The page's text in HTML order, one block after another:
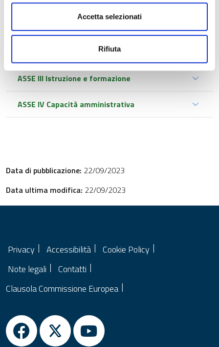
Accetta selezionati
Rifiuta
ASSE II Inclusione sociale
ASSE III Istruzione e formazione
ASSE IV Capacità amministrativa
Data di pubblicazione: 22/09/2023
Data ultima modifica: 22/09/2023
Privacy Accessibilità
Cookie Policy
Note legali
Contatti
Clausola Commissione Europea